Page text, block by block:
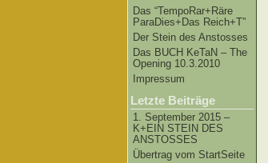
Das “TempoRar+Räre
ParaDies+Das Reich+T”
Der Stein des Anstosses
Das BUCH KeTaN – The
Opening 10.3.2010
Impressum
Letzte Beiträge
1. September 2015 –
K+EIN STEIN DES
ANSTOSSES
Übertrag vom StartSeite